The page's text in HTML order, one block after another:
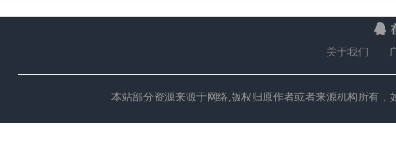
关于我们
本站部分资源来源于网络,版权归原作者或者来源机构所有